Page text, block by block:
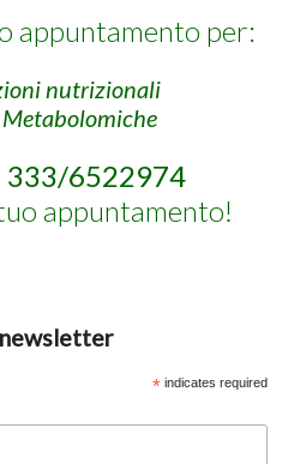
appuntamento per:
nutrizionali
333/6522974
appuntamento!
* indicates required